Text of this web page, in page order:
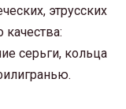
этрусских
серьги, кольца